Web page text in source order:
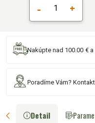
- +
Nakúpte nad 100.00 € a
Poradíme Vám?
Detail